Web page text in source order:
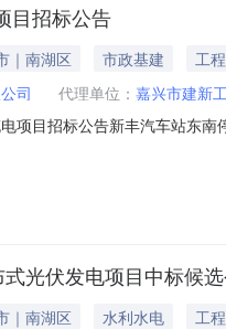
目招标公告
｜南湖区 市政基建
工程
司 代理单位： 嘉兴市建新
项目招标公告新丰汽车站东
数量、简要技术要求等）：
：1.投标人具有
光伏发电项目中标候
｜南湖区 水利水电
工程